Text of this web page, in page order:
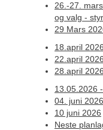
26.-27.
og valg -
29 Mars
18.april
22.april
28.april
13.05.2026
04. juni
10 juni 2026
Neste